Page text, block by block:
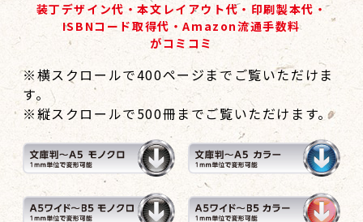
装丁デザイン代・本文レイアウト代・印刷製本代・
ISBNコード取得代・Amazon流通手数料
がコミコミ
※横スクロールで400ページまでご覧いただけま
す。
※縦スクロールで500冊までご覧いただけます。